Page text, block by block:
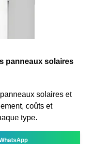
panneaux solaires
solaires et
coûts et
type.